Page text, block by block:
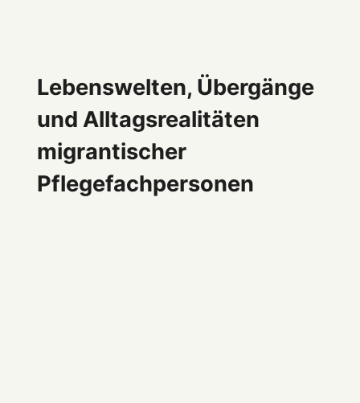
Lebenswelten, Übergänge
und Alltagsrealitäten
migrantischer
Pflegefachpersonen